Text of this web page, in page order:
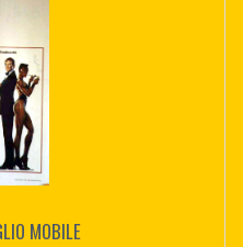
MOBILE